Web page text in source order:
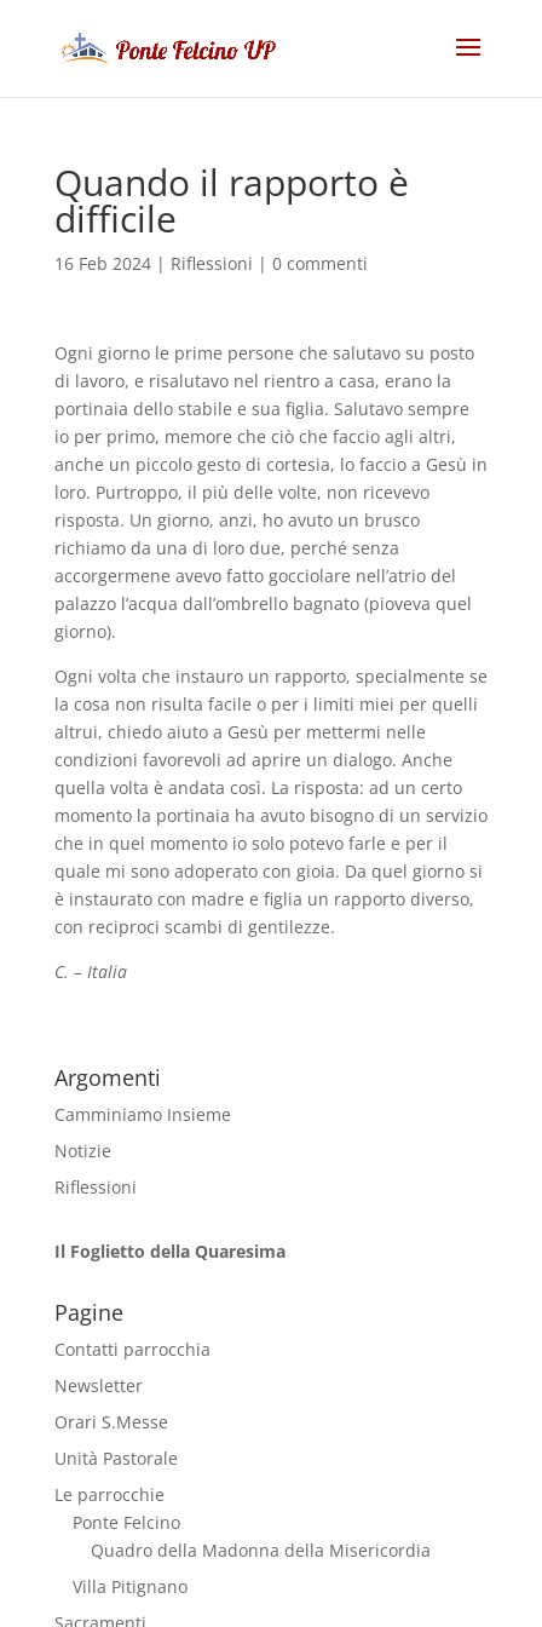
Quando il rapporto è
difficile
16 Feb 2024| Riflessioni | 0 commenti
Ogni giorno le prime persone che salutavo su posto
di lavoro, e risalutavo nel rientro a casa, erano la
portinaia dello stabile e sua figlia. Salutavo sempre
io per primo, memore che ciò che faccio agli altri,
anche un piccolo gesto di cortesia, lo faccio a Gesù in
loro. Purtroppo, il più delle volte, non ricevevo
risposta. Un giorno, anzi, ho avuto un brusco
richiamo da una di loro due, perché senza
accorgermene avevo fatto gocciolare nell’atrio del
palazzo l’acqua dall’ombrello bagnato (pioveva quel
giorno).
Ogni volta che instauro un rapporto, specialmente se
la cosa non risulta facile o per i limiti miei per quelli
altrui, chiedo aiuto a Gesù per mettermi nelle
condizioni favorevoli ad aprire un dialogo. Anche
quella volta è andata così. La risposta: ad un certo
momento la portinaia ha avuto bisogno di un servizio
che in quel momento io solo potevo farle e per il
quale mi sono adoperato con gioia. Da quel giorno si
è instaurato con madre e figlia un rapporto diverso,
con reciproci scambi di gentilezze.
C. – Italia
Argomenti
Camminiamo Insieme
Notizie
Riflessioni
Il Foglietto della Quaresima
Pagine
Contatti parrocchia
Newsletter
Orari S.Messe
Unità Pastorale
Le parrocchie
Ponte Felcino
Quadro della Madonna della Misericordia
Villa Pitignano